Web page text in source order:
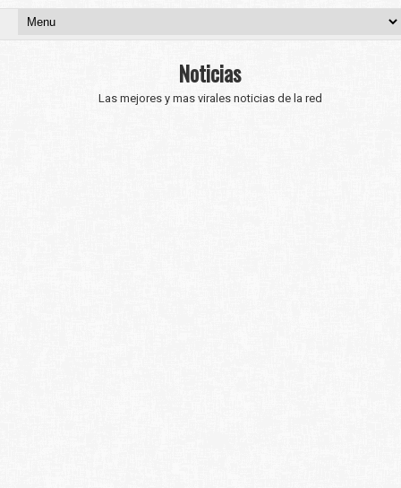
Noticias
Las mejores y mas virales noticias de la red